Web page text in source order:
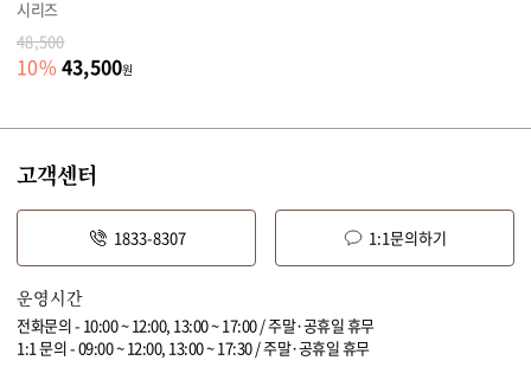
시리즈
48,500
10% 43,500원
고객센터
1833-8307 1:1문의하기
운영시간
전화문의 - 10:00 ~ 12:00, 13:00 ~ 17:00 / 주말·공휴일 휴무
1:1 문의 - 09:00 ~ 12:00, 13:00 ~ 17:30 / 주말·공휴일 휴무